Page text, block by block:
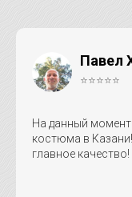
Павел
⭐⭐⭐⭐⭐
На данный
костюма в
главное